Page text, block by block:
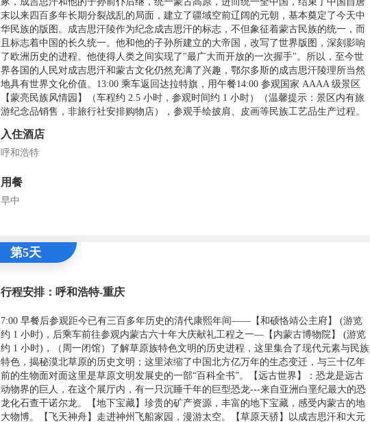
末以来四百多年长期分裂战乱的局面，建立了疆域空前辽阔的元朝，基本奠定了今天中
华民族的版图。成吉思汗陵作为纪念成吉思汗的标志，不但象征着蒙古民族的统一，而
且标志着中国的长久统一。他和他的子孙所建立的大帝国，改写了世界版图，深刻影响
了欧洲历史的进程。他使得人类之间实现了"最广大而开放的一次握手"。所以，至今世
界各国的人民对成吉思汗和蒙古文化仍然充满了兴趣，鄂尔多斯的成吉思汗陵理所当然
地具有世界文化价值。13:00 乘车返回达拉特旗，用午餐14:00 参观国家 AAAA 级景区
【蒙亮民族风情园】（车程约 2.5 小时，参观时间约 1 小时）（温馨提示：景区内有旅
游纪念品销售，非旅行社安排购物店），参观手绘披肩、皮画等民族工艺品生产过程。
入住酒店
呼和浩特
用餐
早中
第5天
行程安排：呼和浩特-重庆
7:00 早餐后参观距今已有三百多年历史的清代康熙年间——【和硕恪靖公主府】 (游览
约 1 小时)，后乘车前往参观内蒙古六十年大庆献礼工程之一—【内蒙古博物院】 (游览
约 1 小时)，（周一闭馆）了解草原族特色文明的历史进程，这里集合了现代元素与民族
特色，揭秘漠北草原的历史文明；这里浓缩了中国北方亿万年的生态变迁，与三十亿年
前的生物面对面这里是草原文明发展史的一部“百科全书”。【远古世界】：恐龙是远古
动物界的巨人，在这个展厅内，有一只沉睡千年的巨型恐龙---来自亚洲白垩纪最大的恐
龙化石查干诺尔龙。【地下宝藏】珍贵的矿产资源，丰富的地下宝藏，感受内蒙古的地
大物博。【飞天神舟】走进神州飞船家园，漫游太空。【草原天骄】以成吉思汗和大元